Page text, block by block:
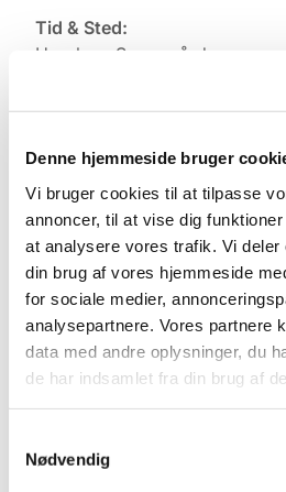
Denne hjemmeside bruger
Vi bruger cookies til at tilpasse
annoncer, til at vise dig
at analysere vores trafik. Vi deler
din brug af vores hjemmeside
for sociale medier,
analysepartnere. Vores partnere
data med andre oplysninger, du
de har indsamlet fra din brug af
Nødvendig
Tid & Sted:
Ugerløse Sognegård
Kontakt Pernille Rasmussen
Mobil: +45 31521240
Mail: pernilleegholm@live.dk
Alle er velkomne – uanset
komme i kirke eller ej. Tag
og kom og vær med til at
sang og smil.